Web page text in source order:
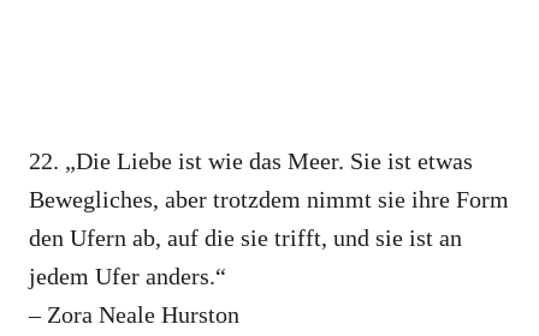
22. „Die Liebe ist wie das Meer. Sie ist etwas
Bewegliches, aber trotzdem nimmt sie ihre Form
den Ufern ab, auf die sie trifft, und sie ist an
jedem Ufer anders.“
– Zora Neale Hurston